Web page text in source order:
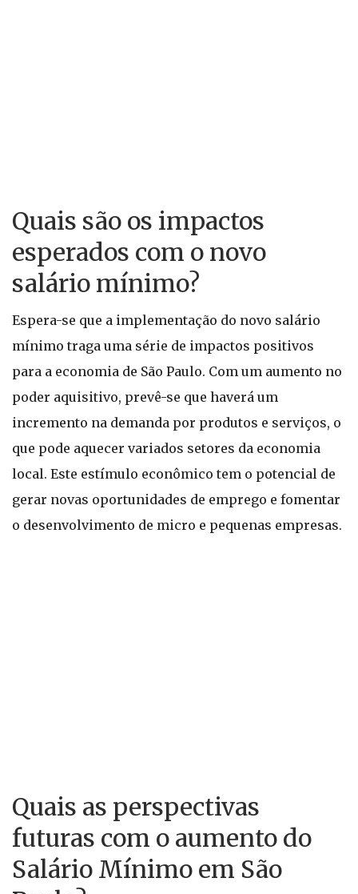
Quais são os impactos
esperados com o novo
salário mínimo?
Espera-se que a implementação do novo salário
mínimo traga uma série de impactos positivos
para a economia de São Paulo. Com um aumento no
poder aquisitivo, prevê-se que haverá um
incremento na demanda por produtos e serviços, o
que pode aquecer variados setores da economia
local. Este estímulo econômico tem o potencial de
gerar novas oportunidades de emprego e fomentar
o desenvolvimento de micro e pequenas empresas.
Quais as perspectivas
futuras com o aumento do
Salário Mínimo em São